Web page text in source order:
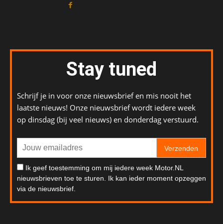
Stay tuned
Schrijf je in voor onze nieuwsbrief en mis nooit het
laatste nieuws! Onze nieuwsbrief wordt iedere week
op dinsdag (bij veel nieuws) en donderdag verstuurd.
Verzenden
Ik geef toestemming om mij iedere week Motor.NL
nieuwsbrieven toe te sturen. Ik kan ieder moment opzeggen
via de nieuwsbrief.